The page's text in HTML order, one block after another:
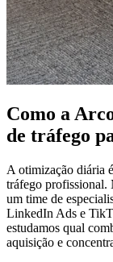
Como a
de tráfego
A otimização diária
tráfego profissional.
um time de
LinkedIn Ads e
estudamos qual
aquisição e